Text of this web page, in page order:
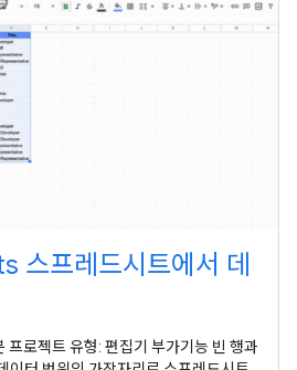
스프레드시트에서 데
프로젝트 유형: 편집기 부가기능 빈 행과